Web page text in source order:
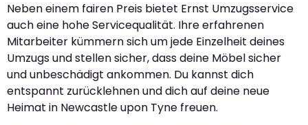
Neben einem fairen Preis bietet Ernst Umzugsservice
auch eine hohe Servicequalität. Ihre erfahrenen
Mitarbeiter kümmern sich um jede Einzelheit deines
Umzugs und stellen sicher, dass deine Möbel sicher
und unbeschädigt ankommen. Du kannst dich
entspannt zurücklehnen und dich auf deine neue
Heimat in Newcastle upon Tyne freuen.